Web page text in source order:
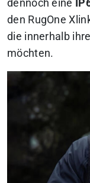
dennoch eine
den RugOne
die innerhalb
möchten.